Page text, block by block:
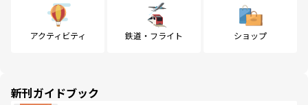
アクティビティ 鉄道・フライト ショップ
新刊ガイドブック